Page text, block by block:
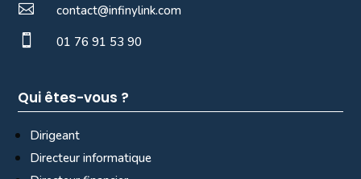
 contact@infinylink.com
 01 76 91 53 90
Qui êtes-vous ?
Dirigeant
Directeur informatique